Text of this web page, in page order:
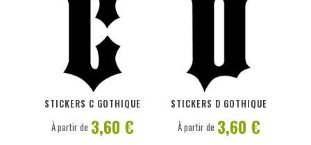
STICKERS C GOTHIQUE
PERSONNALISER
À partir de 3,60 €
STICKERS D GOTHIQUE
PERSONNALISER
À partir de 3,60 €